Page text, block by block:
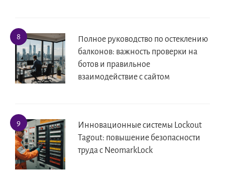
Полное руководство по остеклению
балконов: важность проверки на
ботов и правильное
взаимодействие с сайтом
Инновационные системы Lockout
Tagout: повышение безопасности
труда с NeomarkLock